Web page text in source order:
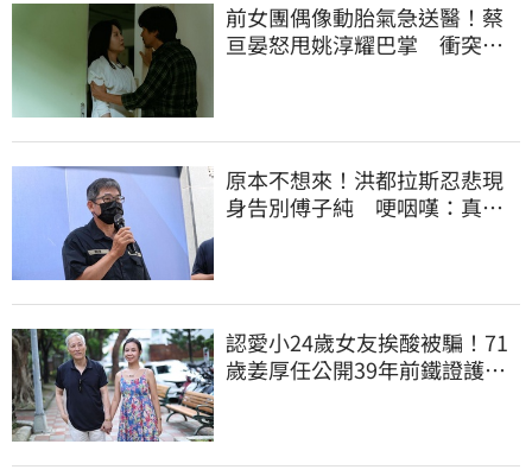
前女團偶像動胎氣急送醫！蔡
亘晏怒甩姚淳耀巴掌 衝突畫
原本不想來！洪都拉斯忍悲現
身告別傅子純 哽咽嘆：真的
認愛小24歲女友挨酸被騙！71
歲姜厚任公開39年前鐵證護